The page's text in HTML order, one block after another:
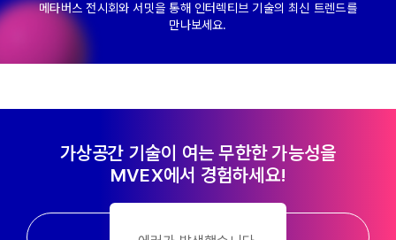
메타버스 전시회와 서밋을 통해 인터렉티브 기술의 최신 트렌드를
만나보세요.
가상공간 기술이 여는 무한한 가능성을
MVEX에서 경험하세요!